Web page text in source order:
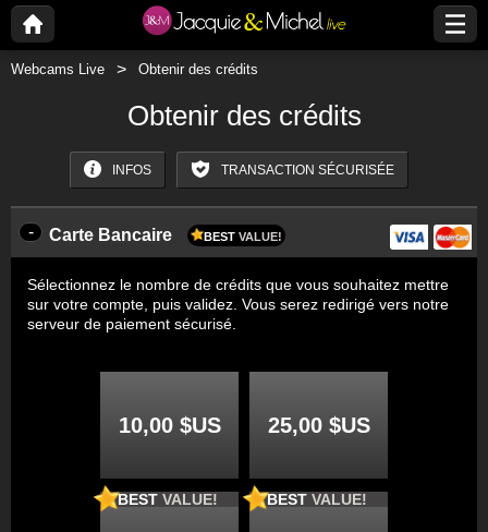
Webcams Live Obtenir des crédits
Obtenir des crédits
INFOS TRANSACTION SÉCURISÉE
- Carte Bancaire BEST VALUE!
Sélectionnez le nombre de crédits que vous souhaitez mettre
sur votre compte, puis validez. Vous serez redirigé vers notre
serveur de paiement sécurisé.
10,00 $US 25,00 $US
BEST VALUE! BEST VALUE!